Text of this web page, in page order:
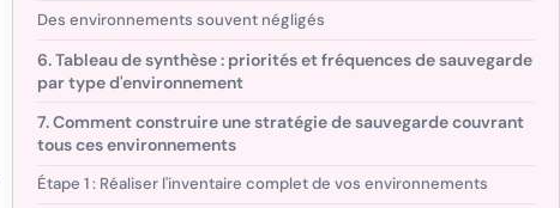
Des environnements souvent négligés
6. Tableau de synthèse : priorités et fréquences de sauvegarde
par type d'environnement
7. Comment construire une stratégie de sauvegarde couvrant
tous ces environnements
Étape 1 : Réaliser l'inventaire complet de vos environnements